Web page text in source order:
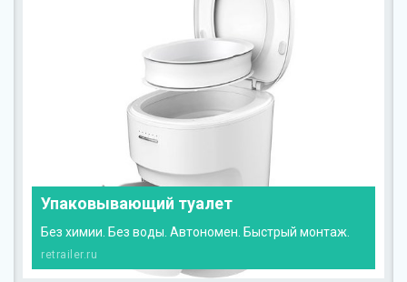
Упаковывающий туалет
Без химии. Без воды. Автономен. Быстрый монтаж.
retrailer.ru